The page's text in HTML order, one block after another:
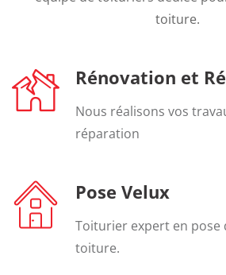
toiture.
Rénovation et
Nous réalisons vos
réparation
Pose Velux
Toiturier expert en pose
toiture.